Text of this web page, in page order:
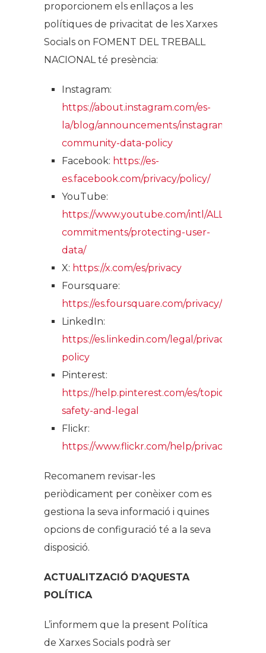
proporcionem els enllaços a les
polítiques de privacitat de les Xarxes
Socials on FOMENT DEL TREBALL
NACIONAL té presència:
Instagram:
https://about.instagram.com/es-
la/blog/announcements/instagram-
community-data-policy
Facebook: https://es-
es.facebook.com/privacy/policy/
YouTube:
https://www.youtube.com/intl/ALL_es/
commitments/protecting-user-
data/
X: https://x.com/es/privacy
Foursquare:
https://es.foursquare.com/privacy/policies
LinkedIn:
https://es.linkedin.com/legal/privacy-
policy
Pinterest:
https://help.pinterest.com/es/topics/
safety-and-legal
Flickr:
https://www.flickr.com/help/privacy
Recomanem revisar-les
periòdicament per conèixer com es
gestiona la seva informació i quines
opcions de configuració té a la seva
disposició.
ACTUALITZACIÓ D’AQUESTA
POLÍTICA
L’informem que la present Política
de Xarxes Socials podrà ser